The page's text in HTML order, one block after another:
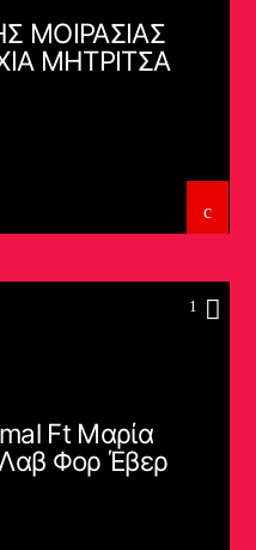
ΜΟΙΡΑΣΙΑΣ
ΜΗΤΡΙΤΣΑ
1
Ft Μαρία
Φορ Έβερ